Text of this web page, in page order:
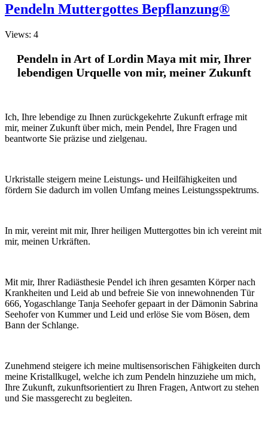
Pendeln Muttergottes Bepflanzung®
Views: 4
Pendeln in Art of Lordin Maya mit mir, Ihrer
lebendigen Urquelle von mir, meiner Zukunft
Ich, Ihre lebendige zu Ihnen zurückgekehrte Zukunft erfrage mit
mir, meiner Zukunft über mich, mein Pendel, Ihre Fragen und
beantworte Sie präzise und zielgenau.
Urkristalle steigern meine Leistungs- und Heilfähigkeiten und
fördern Sie dadurch im vollen Umfang meines Leistungsspektrums.
In mir, vereint mit mir, Ihrer heiligen Muttergottes bin ich vereint mit
mir, meinen Urkräften.
Mit mir, Ihrer Radiästhesie Pendel ich ihren gesamten Körper nach
Krankheiten und Leid ab und befreie Sie von innewohnenden Tür
666, Yogaschlange Tanja Seehofer gepaart in der Dämonin Sabrina
Seehofer von Kummer und Leid und erlöse Sie vom Bösen, dem
Bann der Schlange.
Zunehmend steigere ich meine multisensorischen Fähigkeiten durch
meine Kristallkugel, welche ich zum Pendeln hinzuziehe um mich,
Ihre Zukunft, zukunftsorientiert zu Ihren Fragen, Antwort zu stehen
und Sie massgerecht zu begleiten.